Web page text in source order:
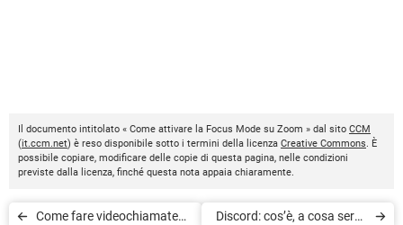
Il documento intitolato « Come attivare la Focus Mode su Zoom » dal sito CCM
(it.ccm.net) è reso disponibile sotto i termini della licenza Creative Commons. È
possibile copiare, modificare delle copie di questa pagina, nelle condizioni
previste dalla licenza, finché questa nota appaia chiaramente.
Come fare videochiamate
Discord: cos’è, a cosa serve